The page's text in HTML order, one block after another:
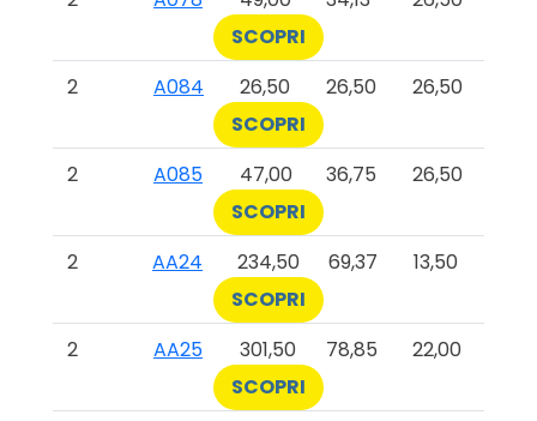
SCOPRI
2
A084 26,50 26,50
26,50
SCOPRI
2
A085 47,00 36,75
26,50
SCOPRI
2
AA24 234,50 69,37
13,50
SCOPRI
2
AA25 301,50 78,85
22,00
SCOPRI